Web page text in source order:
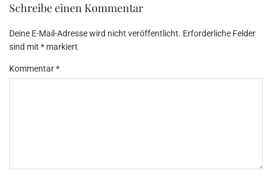
Schreibe einen Kommentar
Deine E-Mail-Adresse wird nicht veröffentlicht. Erforderliche Felder
sind mit * markiert
Kommentar*